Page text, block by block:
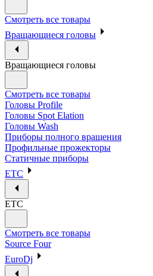
Смотреть все товары
Вращающиеся головы
Вращающиеся головы
Смотреть все товары
Головы Profile
Головы Spot Elation
Головы Wash
Приборы полного вращения
Профильные прожекторы
Статичные приборы
ETC
ETC
Смотреть все товары
Source Four
EuroDj